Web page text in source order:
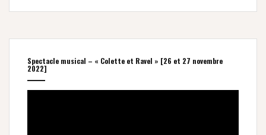
Spectacle musical – « Colette et Ravel » [26 et 27 novembre
2022]